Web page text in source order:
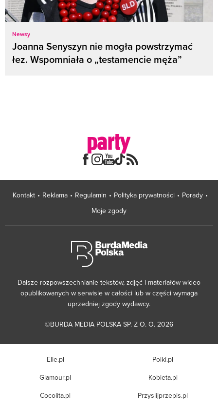
Newsy
Joanna Senyszyn nie mogła powstrzymać
łez. Wspomniała o „testamencie męża”
Kontakt Reklama Regulamin Polityka prywatności
Porady
Moje zgody
Dalsze rozpowszechnianie tekstów, zdjęć i materiałów wideo
opublikowanych w serwisie w całości lub w części wymaga
uprzedniej zgody wydawcy.
©BURDA MEDIA POLSKA SP. Z O. O. 2026
Elle.pl
Glamour.pl
Cocolita.pl
Polki.pl
Kobieta.pl
Przyslijprzepis.pl